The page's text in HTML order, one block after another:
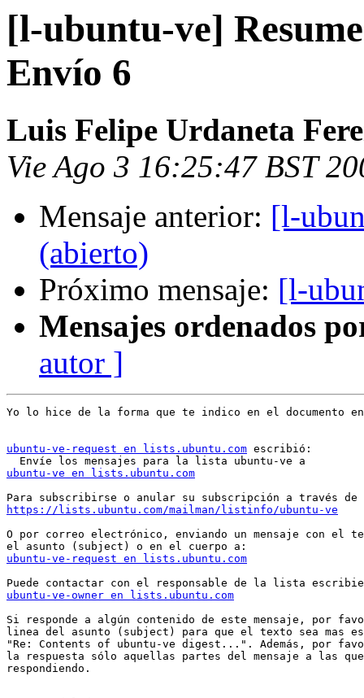
[l-ubuntu-ve]
Envío 6
Luis Felipe Urdaneta
Vie Ago 3 16:25:47 BST
Mensaje anterior: [l-
(abierto)
Próximo mensaje: [l-
Mensajes ordenados
autor ]
Yo lo hice de la forma que te indico en el documento
ubuntu-ve-request en lists.ubuntu.com escribió:
ubuntu-ve en lists.ubuntu.com
https://lists.ubuntu.com/mailman/listinfo/ubuntu-ve
O por correo electrónico, enviando un mensaje con el
ubuntu-ve-request en lists.ubuntu.com
ubuntu-ve-owner en lists.ubuntu.com
Si responde a algún contenido de este mensaje, por
linea del asunto (subject) para que el texto sea mas
"Re: Contents of ubuntu-ve digest...". Además, por
la respuesta sólo aquellas partes del mensaje a las
respondiendo.